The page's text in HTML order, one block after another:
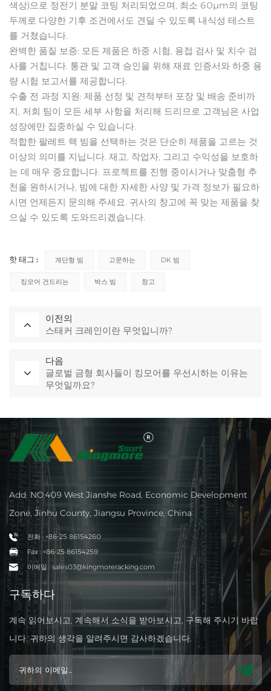
색상)으로 정전기 분말 코팅 처리되었으며, 최소 60μm의 코팅
두께로 다양한 기후 조건에서도 견딜 수 있도록 내식성 테스트
를 거쳤습니다.
완벽한 품질 보증: 모든 제품은 하중 시험, 용접 검사 및 치수 검
사를 거칩니다. 통관 및 고객 승인을 위해 재료 인증서와 하중 용
량 시험 보고서를 제공합니다.
수출 전 과정 지원: 제품 선정 및 견적부터 포장 및 배송 준비까
지, 저희 팀이 모든 세부 사항을 처리해 드리므로 고객님은 사업
성장에만 집중하실 수 있습니다.
적합한 팔레트 랙 빔을 선택하는 것은 단순히 제품을 고르는 것
이상의 의미를 지닙니다. 재고, 작업자, 그리고 수익성을 보호하
는 데 매우 중요합니다. 프로젝트를 진행 중이시거나 맞춤형 추
천을 원하시거나, 빔에 대한 자세한 사양 및 가격 정보가 필요하
시면 언제든지 문의해 주세요. 귀사의 창고에 꼭 맞는 제품을 찾
으실 수 있도록 도와드리겠습니다.
핫 태그 : 계단형 빔 고문하는 DK 빔
킹모어 건드리는 박스 빔 창고
이전의
스태커 크레인이란 무엇입니까?
다음
글로벌 금형 회사들이 킹모어를 우선시하는 이유는
무엇일까요?
Add: NO.409 West Jianshe Road, Economic Development
Zone, Jinhu County, Jiangsu Province, China
전화 : +86-25 86154260
Fax : +86-25 86154259
이메일 : sales03@kingmoreracking.com
구독하다
계속 읽어보시고, 계속해서 소식을 받아보시고, 구독해 주시기 바랍
니다. 귀하의 생각을 알려주시면 감사하겠습니다.